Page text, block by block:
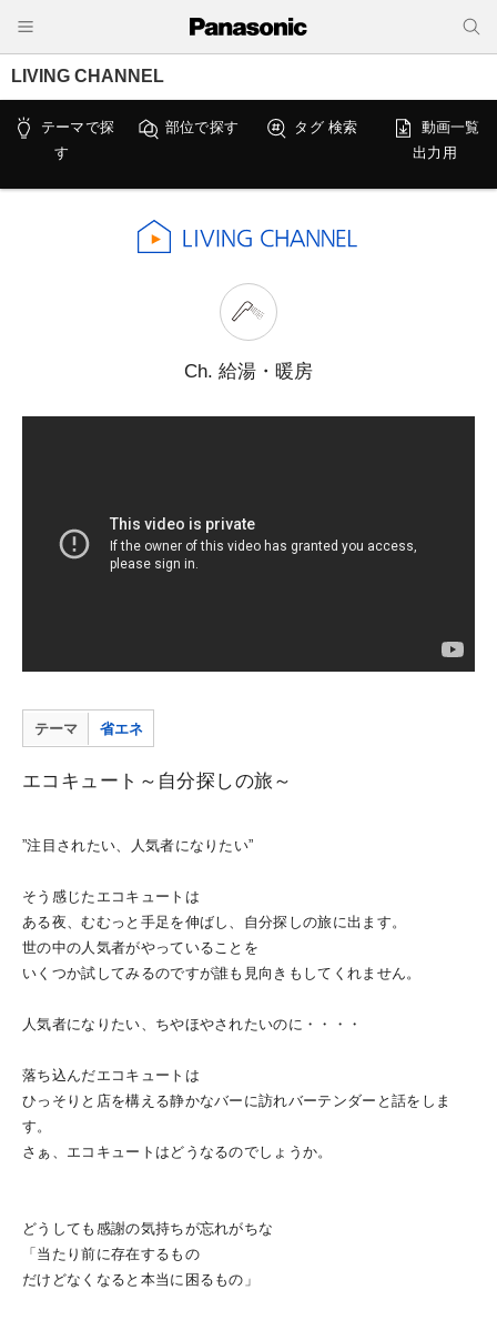
LIVING CHANNEL
テーマで探
す
部位で探す タグ 検索
動画一覧
出力用
Ch. 給湯・暖房
テーマ 省エネ
エコキュート～自分探しの旅～
”注目されたい、人気者になりたい”
そう感じたエコキュートは
ある夜、むむっと手足を伸ばし、自分探しの旅に出ます。
世の中の人気者がやっていることを
いくつか試してみるのですが誰も見向きもしてくれません。
人気者になりたい、ちやほやされたいのに・・・・
落ち込んだエコキュートは
ひっそりと店を構える静かなバーに訪れバーテンダーと話をしま
す。
さぁ、エコキュートはどうなるのでしょうか。
どうしても感謝の気持ちが忘れがちな
「当たり前に存在するもの
だけどなくなると本当に困るもの」